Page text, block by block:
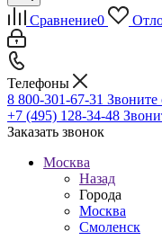
Сравнение0
Телефоны
8 800-301-67-31 Звоните
+7 (495) 128-34-48
Заказать звонок
Москва
Назад
Города
Москва
Смоленск